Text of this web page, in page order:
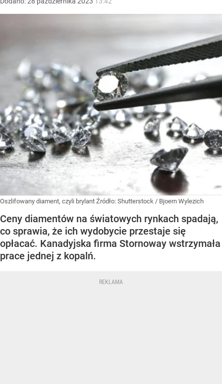
Oszlifowany diament, czyli brylant Źródło: Shutterstock / Bjoern Wylezich
Ceny diamentów na światowych rynkach spadają,
co sprawia, że ich wydobycie przestaje się
opłacać. Kanadyjska firma Stornoway wstrzymała
prace jednej z kopalń.